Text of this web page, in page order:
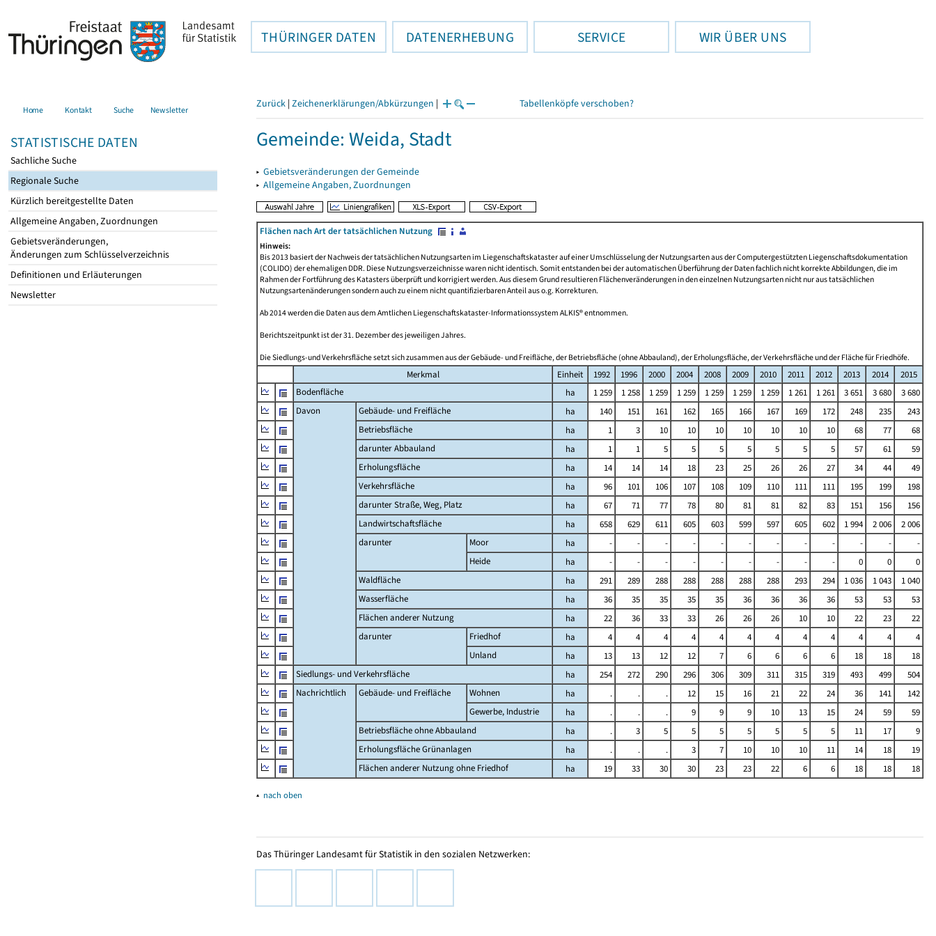
THÜRINGER DATEN DATENERHEBUNG SERVICE WIR ÜBER UNS
Home Kontakt Suche Newsletter
STATISTISCHE DATEN
Sachliche Suche
Regionale Suche
Kürzlich bereitgestellte Daten
Allgemeine Angaben, Zuordnungen
Gebietsveränderungen,
Änderungen zum Schlüsselverzeichnis
Definitionen und Erläuterungen
Newsletter
Zurück | Zeichenerklärungen/Abkürzungen | Tabellenköpfe verschoben?
Gemeinde: Weida, Stadt
▸ Gebietsveränderungen der Gemeinde
▸ Allgemeine Angaben, Zuordnungen
Flächen nach Art der tatsächlichen Nutzung
Hinweis:
Bis 2013 basiert der Nachweis der tatsächlichen Nutzungsarten im Liegenschaftskataster auf einer Umschlüsselung der Nutzungsarten aus der Computergestützten Liegenschaftsdokumentation
(COLIDO) der ehemaligen DDR. Diese Nutzungsverzeichnisse waren nicht identisch. Somit entstanden bei der automatischen Überführung der Daten fachlich nicht korrekte Abbildungen, die im
Rahmen der Fortführung des Katasters überprüft und korrigiert werden. Aus diesem Grund resultieren Flächenveränderungen in den einzelnen Nutzungsarten nicht nur aus tatsächlichen
Nutzungsartenänderungen sondern auch zu einem nicht quantifizierbaren Anteil aus o.g. Korrekturen.
Ab 2014 werden die Daten aus dem Amtlichen Liegenschaftskataster-Informationssystem ALKIS® entnommen.
Berichtszeitpunkt ist der 31. Dezember des jeweiligen Jahres.
Die Siedlungs-und Verkehrsfläche setzt sich zusammen aus der Gebäude- und Freifläche, der Betriebsfläche (ohne Abbauland), der Erholungsfläche, der Verkehrsfläche und der Fläche für Friedhöfe.
Merkmal Einheit 1992 1996 2000 2004 2008 2009 2010 2011 2012 2013 2014
2015
Bodenfläche
ha 1 259 1 258 1 259 1 259 1 259 1 259 1 259 1 261 1 261 3 651 3 680
3 680
Davon
Gebäude- und Freifläche ha 140 151 161 162 165 166 167 169 172 248 235
243
Betriebsfläche
ha 1 3 10 10 10 10 10 10 10 68 77
68
darunter Abbauland
ha 1 1 5 5 5 5 5 5 5 57 61
59
Erholungsfläche
ha 14 14 14 18 23 25 26 26 27 34 44
49
Verkehrsfläche
ha 96 101 106 107 108 109 110 111 111 195 199
198
darunter Straße, Weg, Platz
ha 67 71 77 78 80 81 81 82 83 151 156
156
Landwirtschaftsfläche
ha 658 629 611 605 603 599 597 605 602 1 994 2 006
2 006
darunter
Moor ha - - - - - - - - - - -
-
Heide
ha - - - - - - - - - 0 0
0
Waldfläche
ha 291 289 288 288 288 288 288 293 294 1 036 1 043
1 040
Wasserfläche
ha 36 35 35 35 35 36 36 36 36 53 53
53
Flächen anderer Nutzung
ha 22 36 33 33 26 26 26 10 10 22 23
22
darunter
Friedhof ha 4 4 4 4 4 4 4 4 4 4 4
4
Unland
ha 13 13 12 12 7 6 6 6 6 18 18
18
Siedlungs- und Verkehrsfläche
ha 254 272 290 296 306 309 311 315 319 493 499
504
Nachrichtlich
Gebäude- und Freifläche Wohnen ha . . . 12 15 16 21 22 24 36 141
142
Gewerbe, Industrie
ha . . . 9 9 9 10 13 15 24 59
59
Betriebsfläche ohne Abbauland
ha . 3 5 5 5 5 5 5 5 11 17
9
Erholungsfläche Grünanlagen
ha . . . 3 7 10 10 10 11 14 18
19
Flächen anderer Nutzung ohne Friedhof
ha 19 33 30 30 23 23 22 6 6 18 18 18
▴ nach oben
Das Thüringer Landesamt für Statistik in den sozialen Netzwerken: